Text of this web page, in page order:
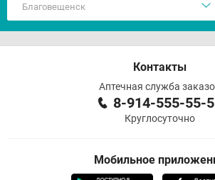
Контакты
Аптечная служба
8-914-555-55-
Круглосуточно
Мобильное